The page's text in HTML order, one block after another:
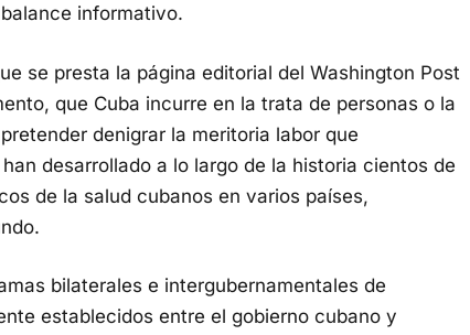
informativo.
se presta la página editorial del Washington Post
que Cuba incurre en la trata de personas o la
denigrar la meritoria labor que
desarrollado a lo largo de la historia cientos de
de la salud cubanos en varios países,
bilaterales e intergubernamentales de
establecidos entre el gobierno cubano y